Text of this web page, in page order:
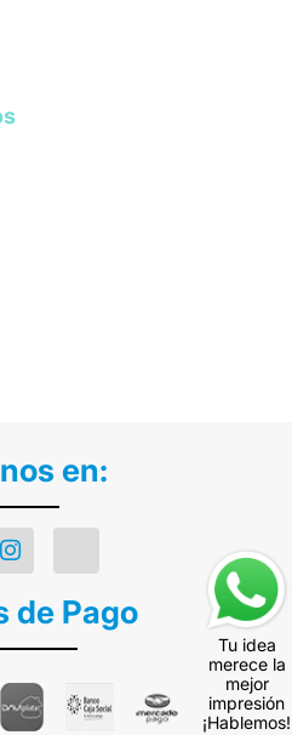
en:
de Pago
Tu idea
merece la
mejor
impresión
¡Hablemos!